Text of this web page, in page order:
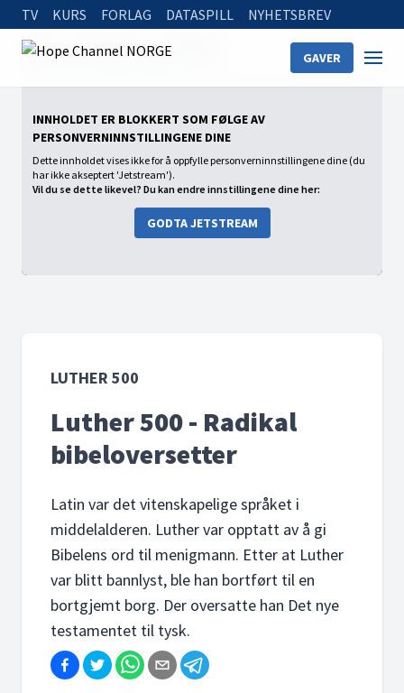
TV KURS FORLAG DATASPILL NYHETSBREV
GAVER
Home
Luther 500 - Radikal bibeloversetter
INNHOLDET ER BLOKKERT SOM FØLGE AV
PERSONVERNINNSTILLINGENE DINE
Dette innholdet vises ikke for å oppfylle personverninnstillingene dine (du
har ikke akseptert 'Jetstream').
Vil du se dette likevel? Du kan endre innstillingene dine her:
GODTA JETSTREAM
LUTHER 500
Luther 500 - Radikal
bibeloversetter
Latin var det vitenskapelige språket i
middelalderen. Luther var opptatt av å gi
Bibelens ord til menigmann. Etter at Luther
var blitt bannlyst, ble han bortført til en
bortgjemt borg. Der oversatte han Det nye
testamentet til tysk.